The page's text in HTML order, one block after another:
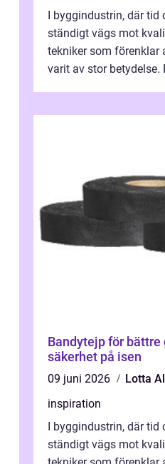
I byggindustrin, där tid
ständigt vägs mot
tekniker som förenklar
varit av stor betydelse.
Bandytejp för bättre
säkerhet på isen
09 juni 2026
Lotta
inspiration
I byggindustrin, där tid
ständigt vägs mot